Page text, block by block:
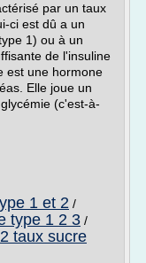
par un taux
ci est dû a un
1) ou à un
de l'insuline
est une hormone
Elle joue un
(c'est-à-
1 et 2 /
type 1 2 3 /
taux sucre